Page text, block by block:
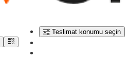
Teslimat konumu seçin